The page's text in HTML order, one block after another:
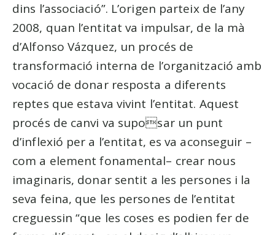
dins l’associació”. L’origen parteix de l’any
2008, quan l’entitat va impulsar, de la mà
d’Alfonso Vázquez, un procés de
transformació interna de l’organització amb
vocació de donar resposta a diferents
reptes que estava vivint l’entitat. Aquest
procés de canvi va suposar un punt
d’inflexió per a l’entitat, es va aconseguir –
com a element fonamental– crear nous
imaginaris, donar sentit a les persones i la
seva feina, que les persones de l’entitat
creguessin “que les coses es podien fer de